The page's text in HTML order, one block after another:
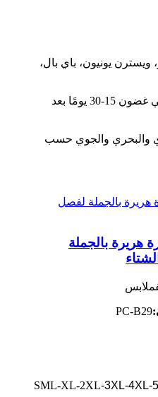
ويسترن يونيون، باي بال،
يتم التسليم في غضون 15-30 يومًا بعد
والبحري والجوي حسب
هريرة بالجملة
ملابس
PC-B29
SML-XL-2XL-3XL-4XL-